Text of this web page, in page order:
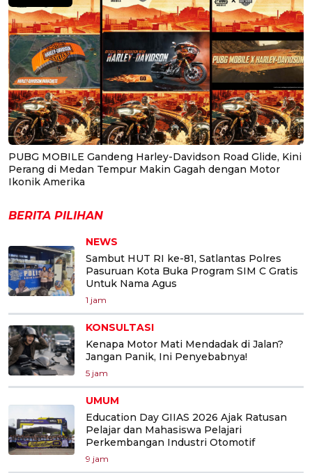
PUBG MOBILE Gandeng Harley-Davidson Road Glide, Kini
Perang di Medan Tempur Makin Gagah dengan Motor
Ikonik Amerika
BERITA PILIHAN
NEWS
Sambut HUT RI ke-81, Satlantas Polres
Pasuruan Kota Buka Program SIM C Gratis
Untuk Nama Agus
1 jam
KONSULTASI
Kenapa Motor Mati Mendadak di Jalan?
Jangan Panik, Ini Penyebabnya!
5 jam
UMUM
Education Day GIIAS 2026 Ajak Ratusan
Pelajar dan Mahasiswa Pelajari
Perkembangan Industri Otomotif
9 jam